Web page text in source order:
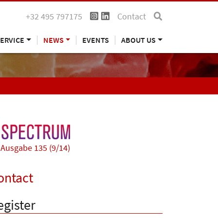
+32 495 797175 Contact
NEWS EVENTS ABOUT US
Ausgabe 135 (9/14)